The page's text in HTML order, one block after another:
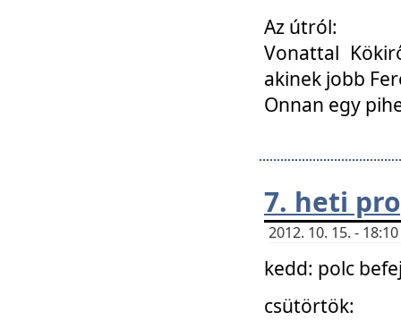
Az útról:
Vonattal
akinek jobb
Onnan egy
7. heti
2012. 10. 15. -
kedd: polc
csütörtök: